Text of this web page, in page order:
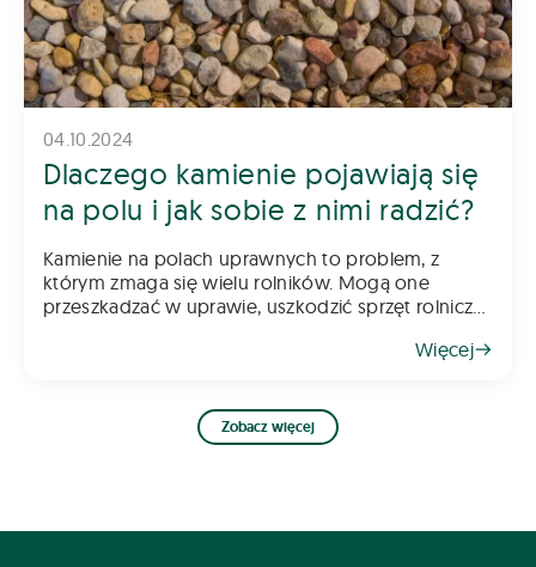
04.10.2024
Dlaczego kamienie pojawiają się
na polu i jak sobie z nimi radzić?
Kamienie na polach uprawnych to problem, z
którym zmaga się wielu rolników. Mogą one
przeszkadzać w uprawie, uszkodzić sprzęt rolniczy
Więcej
Zobacz więcej